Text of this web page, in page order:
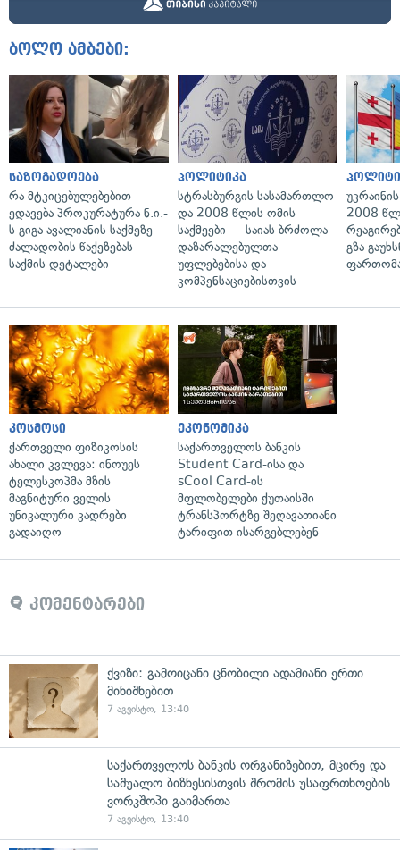
ბოლო ამბები:
საზოგადოება
რა მტკიცებულებებით
ედავება პროკურატურა ნ.ი.-
ს გიგა ავალიანის საქმეზე
ძალადობის წაქეზებას —
საქმის დეტალები
პოლიტიკა
სტრასბურგის სასამართლო
და 2008 წლის ომის
საქმეები — საიას ბრძოლა
დაზარალებულთა
უფლებებისა და
კომპენსაციებისთვის
2008
გზა
კოსმოსი
ქართველი ფიზიკოსის
ახალი კვლევა: ინოუეს
ტელესკოპმა მზის
მაგნიტური ველის
უნიკალური კადრები
გადაიღო
ეკონომიკა
საქართველოს ბანკის
Student Card-ისა და
sCool Card-ის
მფლობელები ქუთაისში
ტრანსპორტზე შეღავათიანი
ტარიფით ისარგებლებენ
კომენტარები
ქვიზი: გამოიცანი ცნობილი ადამიანი ერთი
მინიშნებით
7 აგვისტო, 13:40
საქართველოს ბანკის ორგანიზებით, მცირე და
საშუალო ბიზნესისთვის შრომის უსაფრთხოების
ვორკშოპი გაიმართა
7 აგვისტო, 13:40